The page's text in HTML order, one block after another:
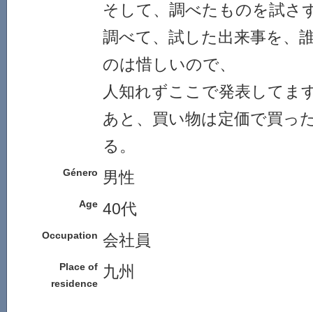
そして、調べたものを試さ
調べて、試した出来事を、
のは惜しいので、
人知れずここで発表してま
あと、買い物は定価で買っ
る。
Género 男性
Age 40代
Occupation 会社員
Place of
residence
九州